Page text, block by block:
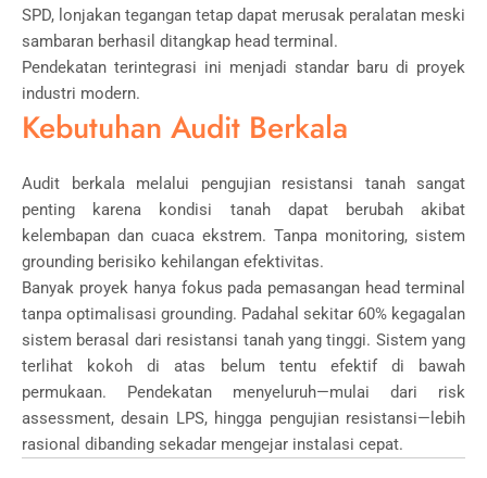
SPD, lonjakan tegangan tetap dapat merusak peralatan meski
sambaran berhasil ditangkap head terminal.
Pendekatan terintegrasi ini menjadi standar baru di proyek
industri modern.
Kebutuhan Audit Berkala
Audit berkala melalui pengujian resistansi tanah sangat
penting karena kondisi tanah dapat berubah akibat
kelembapan dan cuaca ekstrem. Tanpa monitoring, sistem
grounding berisiko kehilangan efektivitas.
Banyak proyek hanya fokus pada pemasangan head terminal
tanpa optimalisasi grounding. Padahal sekitar 60% kegagalan
sistem berasal dari resistansi tanah yang tinggi. Sistem yang
terlihat kokoh di atas belum tentu efektif di bawah
permukaan. Pendekatan menyeluruh—mulai dari risk
assessment, desain LPS, hingga pengujian resistansi—lebih
rasional dibanding sekadar mengejar instalasi cepat.